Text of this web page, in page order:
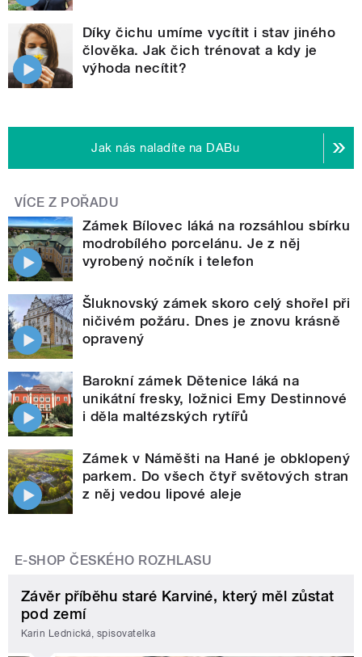
Díky čichu umíme vycítit i stav jiného
člověka. Jak čich trénovat a kdy je
výhoda necítit?
Jak nás naladíte na DABu
VÍCE Z POŘADU
Zámek Bílovec láká na rozsáhlou sbírku
modrobílého porcelánu. Je z něj
vyrobený nočník i telefon
Šluknovský zámek skoro celý shořel při
ničivém požáru. Dnes je znovu krásně
opravený
Barokní zámek Dětenice láká na
unikátní fresky, ložnici Emy Destinnové
i děla maltézských rytířů
Zámek v Náměšti na Hané je obklopený
parkem. Do všech čtyř světových stran
z něj vedou lipové aleje
E-SHOP ČESKÉHO ROZHLASU
Závěr příběhu staré Karviné, který měl zůstat
pod zemí
Karin Lednická, spisovatelka